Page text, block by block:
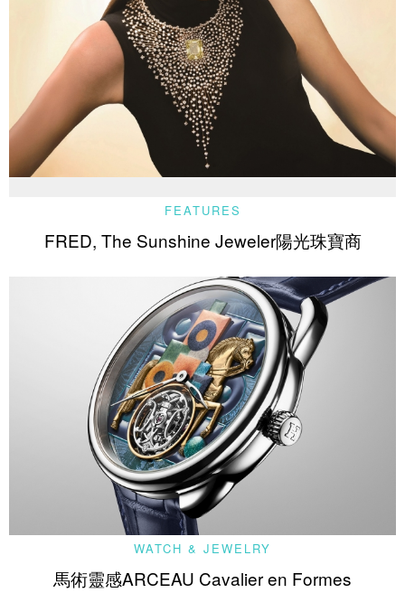
FEATURES
FRED, The Sunshine Jeweler陽光珠寶商
WATCH & JEWELRY
馬術靈感ARCEAU Cavalier en Formes